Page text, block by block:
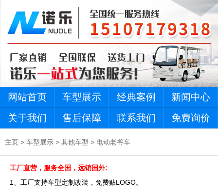
网站首页 车型展示 经典案例
新闻中心
关于我们
售后保障 联系我们 免费询价
主页 > 车型展示 > 其他车型 > 电动老爷车
工厂直营，服务全国，远销国外:
1、工厂支持车型定制改装，免费贴LOGO。